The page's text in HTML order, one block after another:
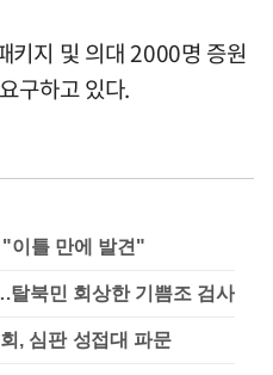
키지 및 의대 2000명 증원
구하고 있다.
"이틀 만에 발견"
북민 회상한 기쁨조 검사
, 심판 성접대 파문